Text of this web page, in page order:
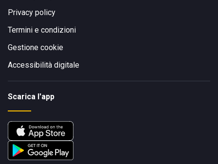
Privacy policy
Termini e condizioni
Gestione cookie
Accessibilità digitale
Scarica l'app